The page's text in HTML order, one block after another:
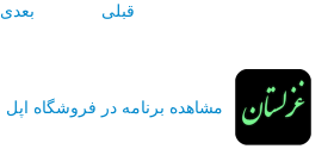
قبلی بعدی
مشاهده برنامه در فروشگاه اپل